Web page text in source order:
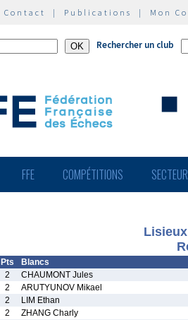
Contact | Publications | Mon
Rechercher un club
FFE COMPÉTITIONS
Pts
Blancs
2
CHAUMONT Jules
2
ARUTYUNOV Mikael
2
LIM Ethan
2
ZHANG Charly